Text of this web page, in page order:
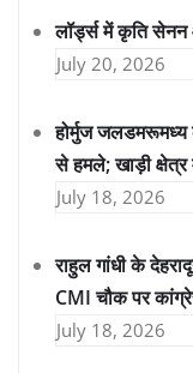
लॉर्ड्स में कृति सेनन
July 20, 2026
होर्मुज जलडमरूमध्य
से हमले; खाड़ी क्षेत्र
July 18, 2026
राहुल गांधी के
CMI चौक पर
July 18, 2026